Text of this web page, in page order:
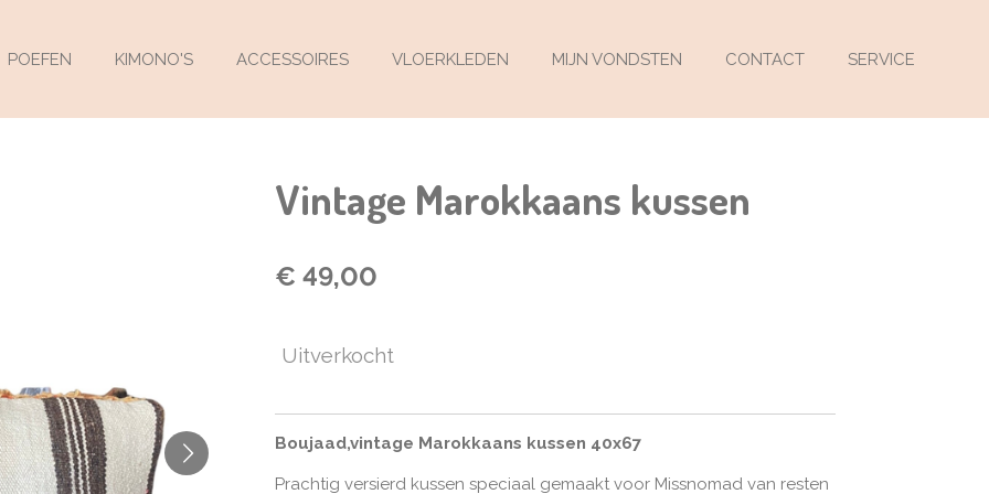
POEFEN KIMONO'S ACCESSOIRES VLOERKLEDEN MIJN VONDSTEN CONTACT SERVICE
Vintage Marokkaans kussen
€ 49,00
Uitverkocht
Boujaad,vintage Marokkaans kussen 40x67
Prachtig versierd kussen speciaal gemaakt voor Missnomad van resten